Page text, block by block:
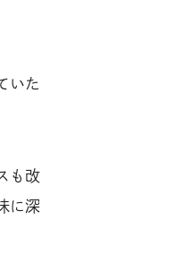
いた
も改
に深